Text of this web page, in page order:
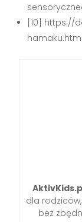
[10] https://
hamaku.html
dla
bez